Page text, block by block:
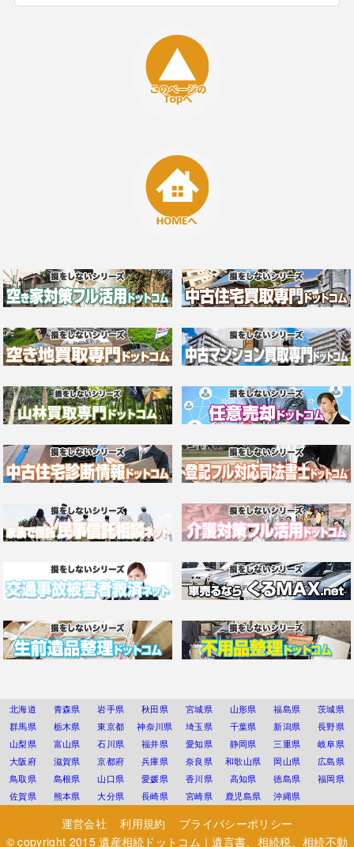
北海道 青森県 岩手県 秋田県 宮城県 山形県 福島県
茨城県
群馬県
栃木県 東京都 神奈川県 埼玉県 千葉県 新潟県
長野県
山梨県
富山県 石川県 福井県 愛知県 静岡県 三重県
岐阜県
大阪府
滋賀県 京都府 兵庫県 奈良県 和歌山県 岡山県
広島県
鳥取県
島根県 山口県 愛媛県 香川県 高知県 徳島県
福岡県
佐賀県
熊本県 大分県 長崎県 宮崎県 鹿児島県 沖縄県
運営会社 利用規約
プライバシーポリシー
© copyright 2015遺産相続ドットコム｜遺言書、相続税、相続不動